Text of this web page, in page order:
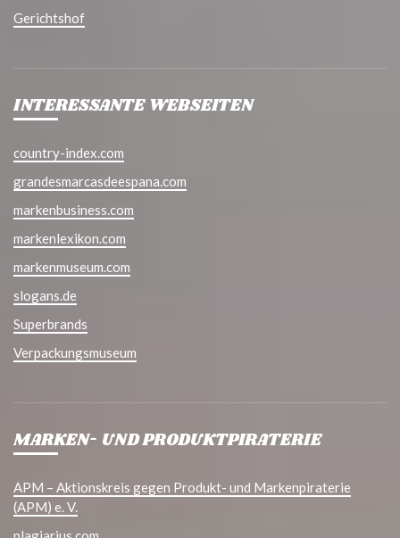
Gerichtshof
INTERESSANTE WEBSEITEN
country-index.com
grandesmarcasdeespana.com
markenbusiness.com
markenlexikon.com
markenmuseum.com
slogans.de
Superbrands
Verpackungsmuseum
MARKEN- UND PRODUKTPIRATERIE
APM – Aktionskreis gegen Produkt- und Markenpiraterie
(APM) e. V.